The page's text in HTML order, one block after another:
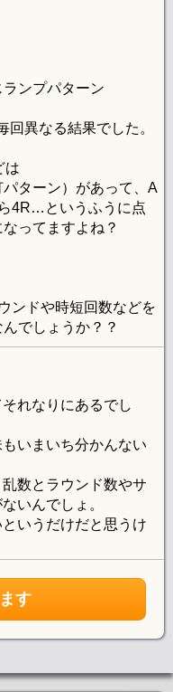
ンプパターン
異なる結果でした。
は
ターン）があって、A
4R…というふうに点
ってますよね？
ンドや時短回数などを
でしょうか？？
れなりにあるでし
いまいち分かんない
数とラウンド数やサ
いんでしょ。
いうだけだと思うけ
す